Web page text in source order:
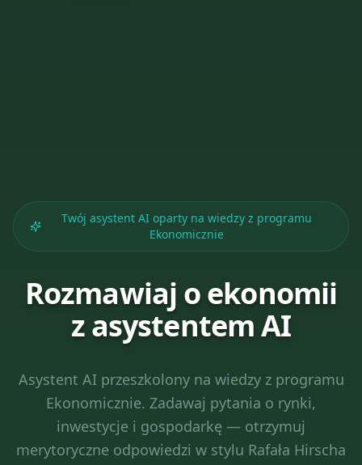
Twój asystent AI oparty na wiedzy z programu
Ekonomicznie
Rozmawiaj o ekonomii
z asystentem AI
Asystent AI przeszkolony na wiedzy z programu
Ekonomicznie. Zadawaj pytania o rynki,
inwestycje i gospodarkę — otrzymuj
merytoryczne odpowiedzi w stylu Rafała Hirscha